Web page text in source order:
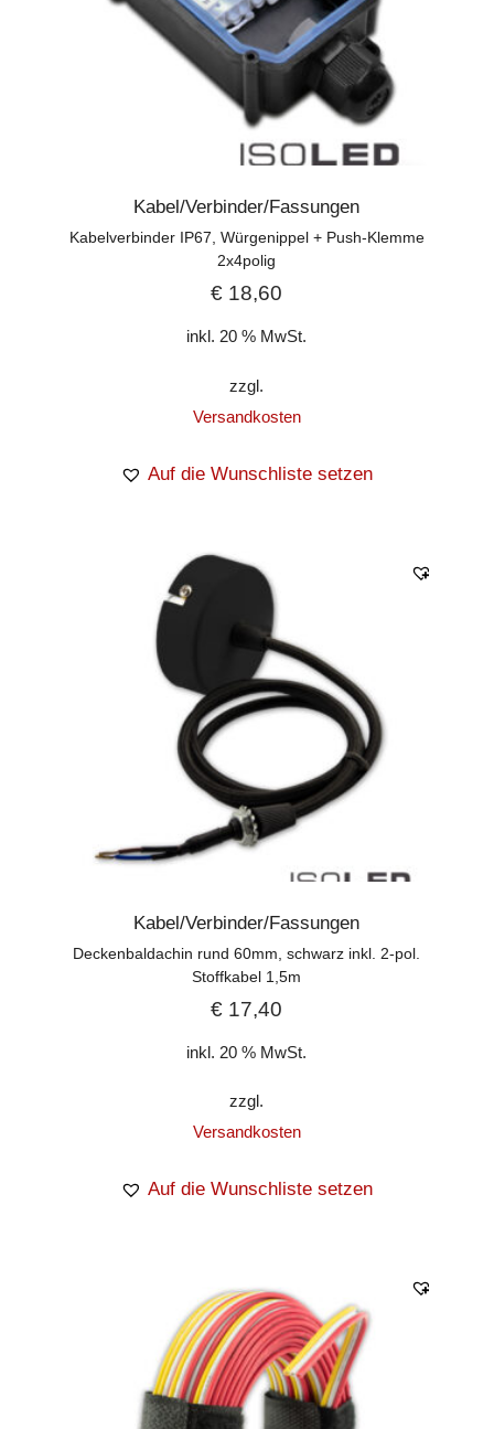
Kabel/Verbinder/Fassungen
Kabelverbinder IP67, Würgenippel + Push-Klemme
2x4polig
€ 18,60
inkl. 20 % MwSt.
zzgl.
Versandkosten
Auf die Wunschliste setzen
Kabel/Verbinder/Fassungen
Deckenbaldachin rund 60mm, schwarz inkl. 2-pol.
Stoffkabel 1,5m
€ 17,40
inkl. 20 % MwSt.
zzgl.
Versandkosten
Auf die Wunschliste setzen